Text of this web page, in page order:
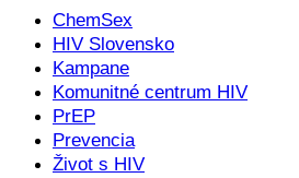
ChemSex
HIV Slovensko
Kampane
Komunitné centrum HIV
PrEP
Prevencia
Život s HIV